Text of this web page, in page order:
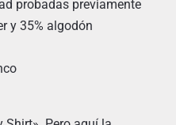
probadas previamente
y 35% algodón